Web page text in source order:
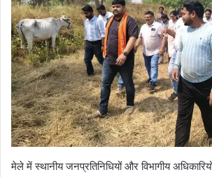
मेले में स्थानीय जनप्रतिनिधियों और विभागीय